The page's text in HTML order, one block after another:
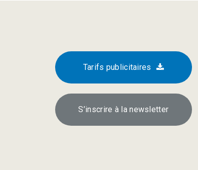
Tarifs publicitaires
S’inscrire à la newsletter